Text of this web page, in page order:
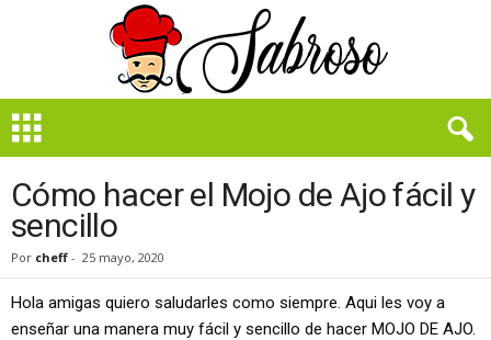
e
Cómo hacer el Mojo de Ajo fácil y
sencillo
Por cheff - 25 mayo, 2020
Hola amigas quiero saludarles como siempre. Aqui les voy a
enseñar una manera muy fácil y sencillo de hacer MOJO DE AJO.